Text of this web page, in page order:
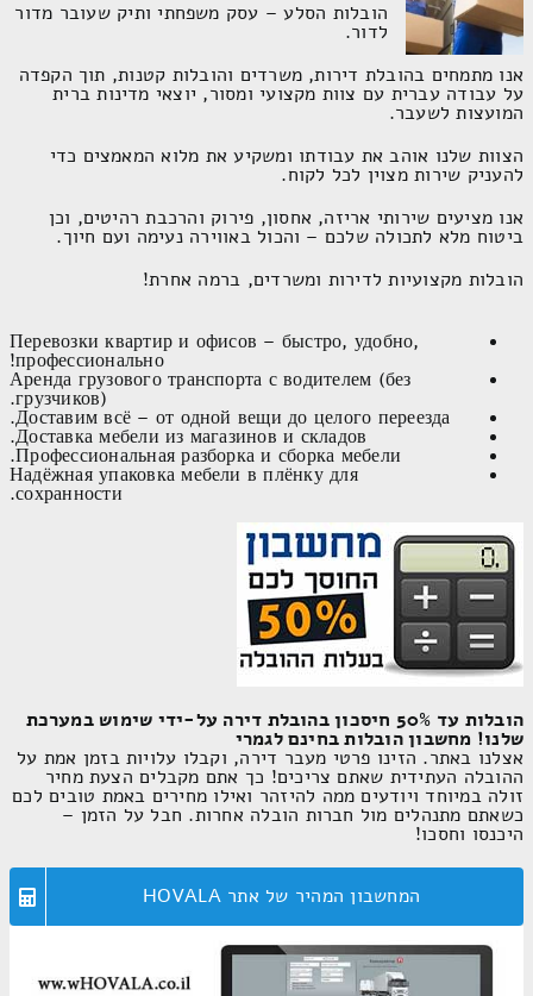
הובלות הסלע – עסק משפחתי ותיק שעובר מדור
לדור.
אנו מתמחים בהובלת דירות, משרדים והובלות קטנות, תוך הקפדה
עבודה עברית עם צוות מקצועי ומסור, יוצאי מדינות ברית המועצות
לשעבר.
הצוות שלנו אוהב את עבודתו ומשקיע את מלוא המאמצים כדי
להעניק שירות מצוין לכל לקוח.
אנו מציעים שירותי אריזה, אחסון, פירוק והרכבת רהיטים, וכן
מלא לתכולה שלכם – והכול באווירה נעימה ועם חיוך.
הובלות מקצועיות לדירות ומשרדים, ברמה אחרת!
квартир и офисов – быстро, удобно,
грузового транспорта с водителем (без
всё – от одной вещи до целого переезда.
мебели из магазинов и складов.
разборка и сборка мебели.
упаковка мебели в плёнку для сохранности.
שלנו! מחשבון הובלות בחינם לגמרי
אצלנו באתר. הזינו פרטי מעבר דירה, וקבלו עלויות בזמן אמת על
ההובלה העתידית שאתם צריכים! כך אתם מקבלים הצעת מחיר זולה
במיוחד ויודעים ממה להיזהר ואילו מחירים באמת טובים לכם
מתנהלים מול חברות הובלה אחרות. חבל על הזמן – היכנסו וחסכו!